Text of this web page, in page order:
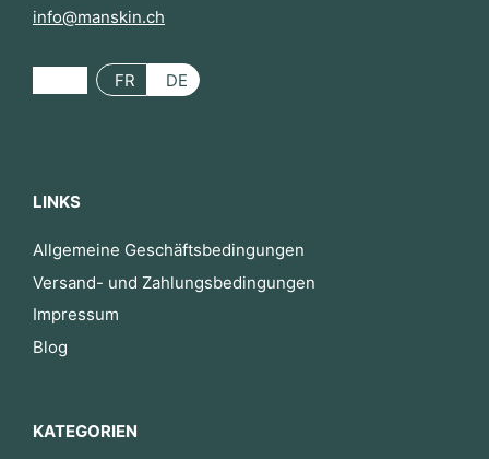
info@manskin.ch
FR DE
LINKS
Allgemeine Geschäftsbedingungen
Versand- und Zahlungsbedingungen
Impressum
Blog
KATEGORIEN